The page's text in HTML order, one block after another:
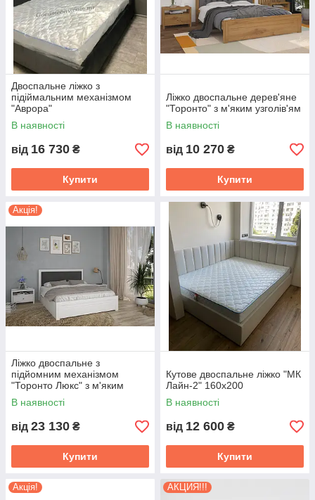
Двоспальне ліжко з
підіймальним механізмом
"Аврора"
В наявності
від 16 730 ₴
Купити
Ліжко двоспальне дерев'яне
"Торонто" з м'яким узголів'ям
В наявності
від 10 270 ₴
Купити
Акція!
Ліжко двоспальне з
підйомним механізмом
"Торонто Люкс" з м'яким
узголів'ям 160х200
В наявності
від 23 130 ₴
Купити
Кутове двоспальне ліжко "МК
Лайн-2" 160х200
В наявності
від 12 600 ₴
Купити
Акція! АКЦИЯ!!!